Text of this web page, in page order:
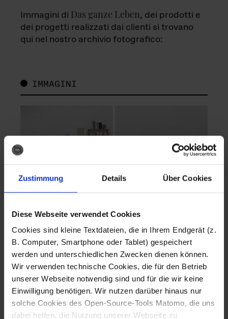
Zustimmung Details Über Cookies
Diese Webseite verwendet Cookies
Cookies sind kleine Textdateien, die in Ihrem Endgerät (z.
B. Computer, Smartphone oder Tablet) gespeichert
werden und unterschiedlichen Zwecken dienen können.
Wir verwenden technische Cookies, die für den Betrieb
unserer Webseite notwendig sind und für die wir keine
Einwilligung benötigen. Wir nutzen darüber hinaus nur
solche Cookies des Open-Source-Tools Matomo, die uns
dabei helfen, die Nutzung unserer Webseite zu
Immagini di Das ganze Leben, dei prodotti e
dei progetti realizzati dai clienti si trovano
qui nel nostro archivio fotografico:
IMMAGINI
Fotografo: Lorenz
Sternbach
Download
Fotografo: Lorenz
Sternbach
Download